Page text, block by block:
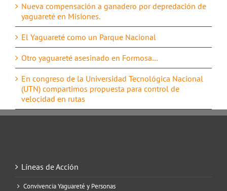
Nueva compensación a ganadero por depredación de
yaguareté en Misiones.
El Yaguareté como un Parque Nacional
Otro yaguareté asesinado en Formosa…
En congreso de la Universidad Tecnológica Nacional
(UTN) compartimos propuesta para control de
velocidad en rutas
Líneas de Acción
Convivencia Yaguareté y Personas